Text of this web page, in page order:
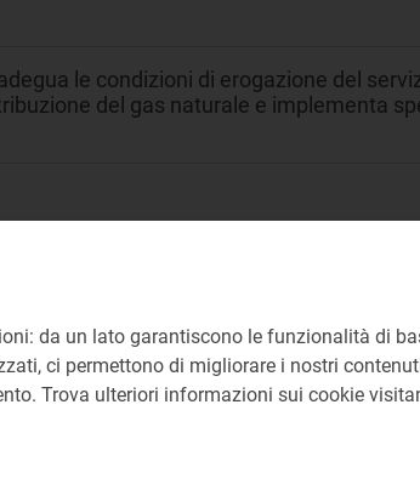
le condizioni di erogazione del
del gas naturale e implementa
(FUI e FDD)
Retail e Tutele dei Consumatori di
delibera 44/2022/R/gas
da un lato garantiscono le funzionalità di
ci permettono di migliorare i nostri
Trova ulteriori informazioni sui cookie